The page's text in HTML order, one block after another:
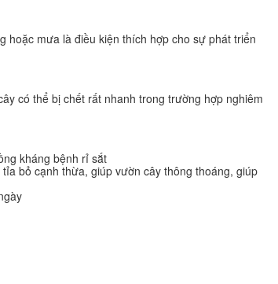
hoặc mưa là điều kiện thích hợp cho sự phát triển
có thể bị chết rất nhanh trong trường hợp nghiêm
kháng bệnh rỉ sắt
bỏ cạnh thừa, giúp vườn cây thông thoáng, giúp